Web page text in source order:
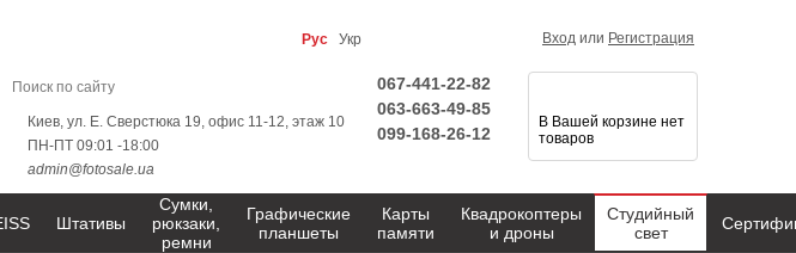
Рус Укр Вход или Регистрация
Киев, ул. Е. Сверстюка 19, офис 11-12, этаж 10
ПН-ПТ 09:01 -18:00
admin@fotosale.ua
067-441-22-82
063-663-49-85
099-168-26-12
В Вашей корзине нет
товаров
Штативы
Сумки,
рюкзаки,
ремни
Графические
планшеты
Карты
памяти
Квадрокоптеры
и дроны
Студийный
свет